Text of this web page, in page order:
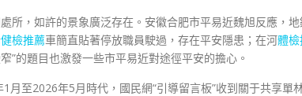
所，如許的景象廣泛存在。安徽合肥市平易近魏旭反應，
健檢推薦車簡直貼著停放職員駛過，存在平安隱患；在河體
”的題目也激發一些市平易近對途徑平安的擔心。
1月至2026年5月時代，國民網“引導留言板”收到關于共享